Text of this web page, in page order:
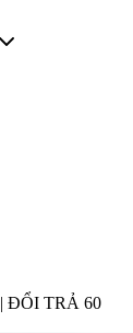
| ĐỔI TRẢ 60